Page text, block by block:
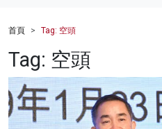
財經
健康
商業
首頁 Tag: 空頭
Tag: 空頭